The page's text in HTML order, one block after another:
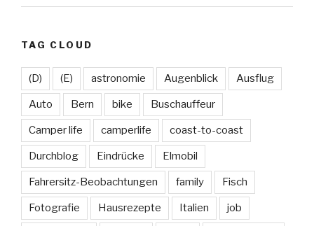
TAG CLOUD
(D) (E) astronomie Augenblick Ausflug
Auto Bern bike Buschauffeur
Camper life camperlife coast-to-coast
Durchblog Eindrücke Elmobil
Fahrersitz-Beobachtungen family Fisch
Fotografie Hausrezepte Italien job